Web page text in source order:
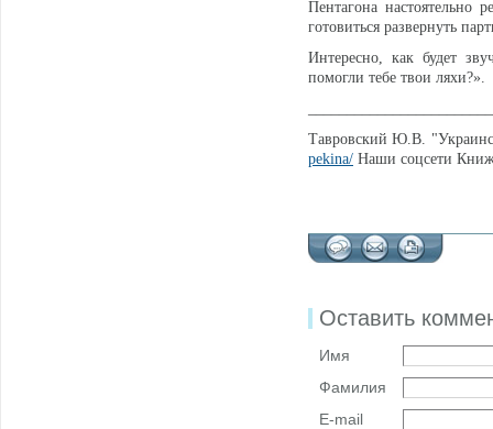
Пентагона настоятельно
готовиться развернуть
Интересно, как будет
помогли тебе твои ляхи?».
­­­­­­­­­­­­­­­­­­­­­­­­­­­­Тавровский Ю.В.
pekina/ Наши соцсети
Оставить
Имя
Фамилия
E-mail